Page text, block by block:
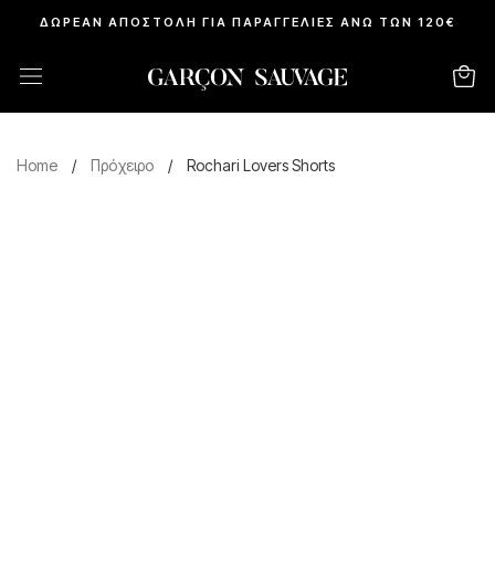
ΔΩΡΕΑΝ ΑΠΟΣΤΟΛΗ ΓΙΑ ΠΑΡΑΓΓΕΛΙΕΣ ΑΝΩ ΤΩΝ 120€
Home / Πρόχειρο / Rochari Lovers Shorts